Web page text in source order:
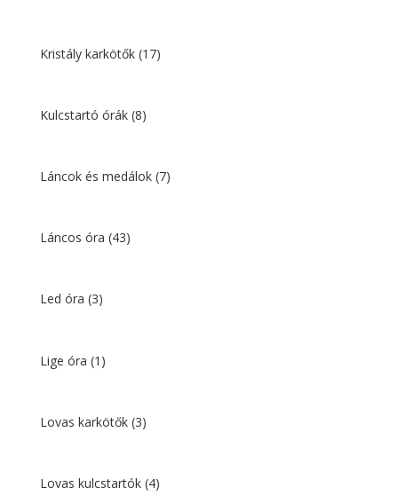
Kristály karkötők (17)
Kulcstartó órák (8)
Láncok és medálok (7)
Láncos óra (43)
Led óra (3)
Lige óra (1)
Lovas karkötők (3)
Lovas kulcstartók (4)